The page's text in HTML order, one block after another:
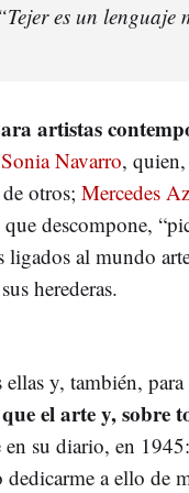
es un lenguaje
artistas
Sonia Navarro,
otros; Mercedes
que descompone,
ligados al mundo
herederas.
y, también, para
el arte y, sobre
en su diario, en
a ello de